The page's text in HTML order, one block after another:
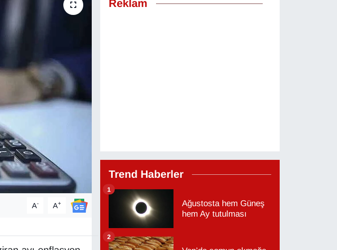
A- A+
Reklam
Trend Haberler
Ağustosta hem Güneş
hem Ay tutulması
1
2